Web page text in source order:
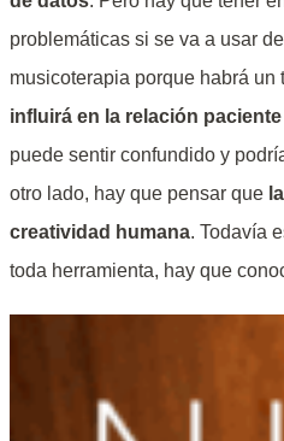
problemáticas si se va a usar
musicoterapia porque habrá un
influirá en la relación
puede sentir confundido y
otro lado, hay que pensar que
creatividad humana. Todavía
toda herramienta, hay que